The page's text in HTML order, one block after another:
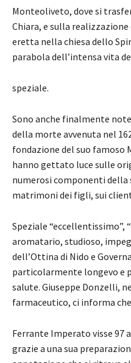
Monteoliveto, dove si
Chiara, e sulla
eretta nella chiesa dello
parabola dell’intensa vita
speziale.
Sono anche finalmente
della morte avvenuta nel
fondazione del suo famoso
hanno gettato luce sulle
numerosi componenti della
matrimoni dei figli, sui
Speziale “eccellentissimo”,
aromatario, studioso,
dell’Ottina di Nido e
particolarmente longevo e
salute. Giuseppe Donzelli,
farmaceutico, ci informa che
Ferrante Imperato visse 97
grazie a una sua